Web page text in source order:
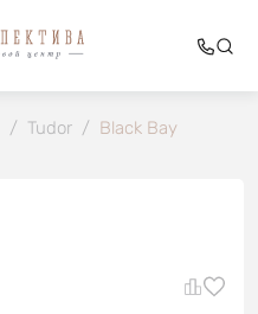
/ Tudor / Black Bay